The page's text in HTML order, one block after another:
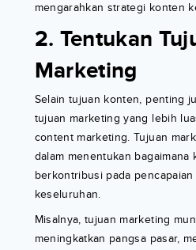
mengarahkan strategi konten
2. Tentukan
Marketing
Selain tujuan konten, penting
tujuan marketing yang lebih
content marketing. Tujuan
dalam menentukan bagaimana
berkontribusi pada
keseluruhan.
Misalnya, tujuan marketing
meningkatkan pangsa pasar,